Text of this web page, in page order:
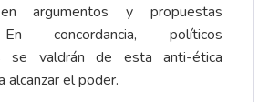
argumentos y propuestas
concordancia, políticos
se valdrán de esta anti-ética
alcanzar el poder.